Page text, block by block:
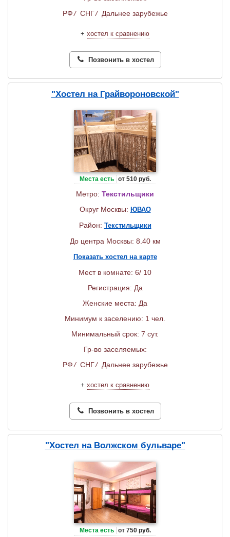
РФ/ СНГ/ Дальнее зарубежье
+ хостел к сравнению
Позвонить в хостел
"Хостел на Грайвороновской"
Места есть от 510 руб.
Метро: Текстильщики
Округ Москвы: ЮВАО
Район: Текстильщики
До центра Москвы: 8.40 км
Показать хостел на карте
Мест в комнате: 6/ 10
Регистрация: Да
Женские места: Да
Минимум к заселению: 1 чел.
Минимальный срок: 7 сут.
Гр-во заселяемых:
РФ/ СНГ/ Дальнее зарубежье
+ хостел к сравнению
Позвонить в хостел
"Хостел на Волжском бульваре"
Места есть от 750 руб.